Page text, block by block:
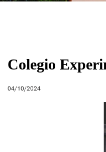
Colegio
04/10/2024